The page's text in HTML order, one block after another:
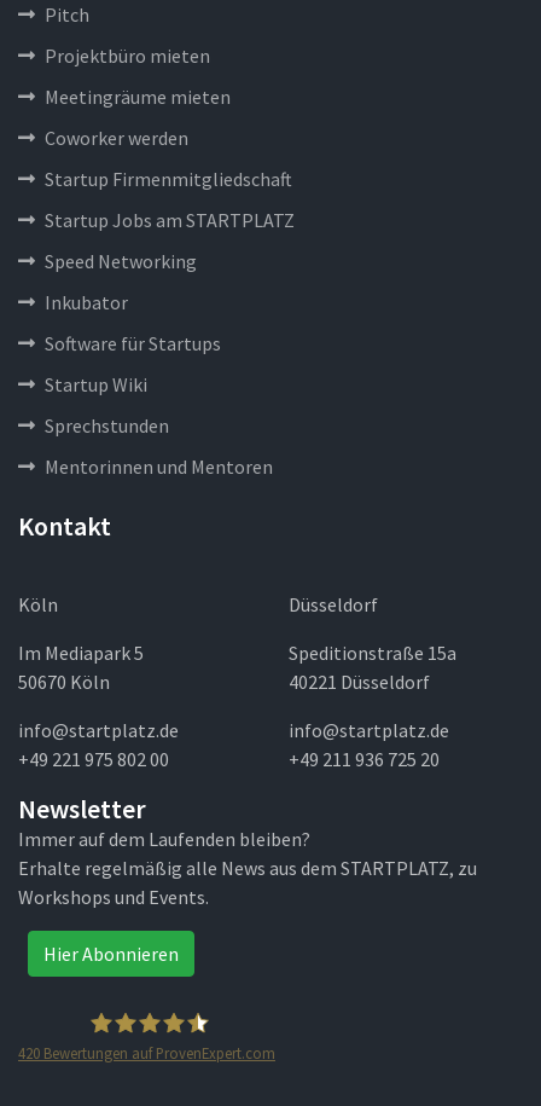
Pitch
Projektbüro mieten
Meetingräume mieten
Coworker werden
Startup Firmenmitgliedschaft
Startup Jobs am STARTPLATZ
Speed Networking
Inkubator
Software für Startups
Startup Wiki
Sprechstunden
Mentorinnen und Mentoren
Kontakt
Köln
Im Mediapark 5
50670 Köln
info@startplatz.de
+49 221 975 802 00
Düsseldorf
Speditionstraße 15a
40221 Düsseldorf
info@startplatz.de
+49 211 936 725 20
Newsletter
Immer auf dem Laufenden bleiben?
Erhalte regelmäßig alle News aus dem STARTPLATZ, zu
Workshops und Events.
Hier Abonnieren
420 Bewertungen auf ProvenExpert.com